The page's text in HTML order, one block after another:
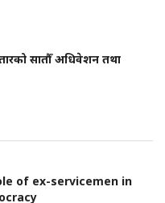
सातौँ अधिवेशन तथा
of ex-servicemen in